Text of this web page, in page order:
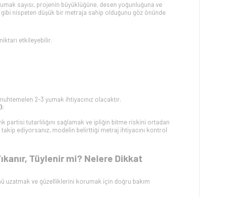
sayısı, projenin büyüklüğüne, desen yoğunluğuna ve
nispeten düşük bir metraja sahip olduğunu göz önünde
etkileyebilir.
2-3 yumak ihtiyacınız olacaktır.
tutarlılığını sağlamak ve ipliğin bitme riskini ortadan
ediyorsanız, modelin belirttiği metraj ihtiyacını kontrol
Tüylenir mi? Nelere Dikkat
uzatmak ve güzelliklerini korumak için doğru bakım